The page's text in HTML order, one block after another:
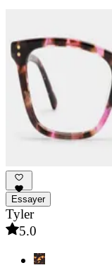
Essayer
Tyler
5.0